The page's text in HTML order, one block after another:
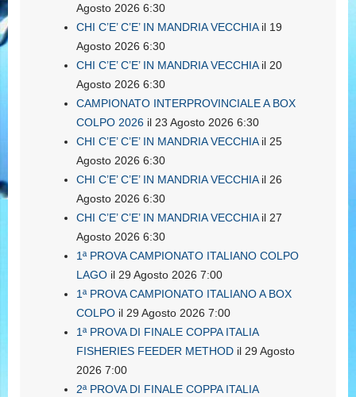
Agosto 2026 6:30
CHI C’E’ C’E’ IN MANDRIA VECCHIAil 19
Agosto 2026 6:30
CHI C’E’ C’E’ IN MANDRIA VECCHIAil 20
Agosto 2026 6:30
CAMPIONATO INTERPROVINCIALE A BOX
COLPO 2026 il 23 Agosto 2026 6:30
CHI C’E’ C’E’ IN MANDRIA VECCHIAil 25
Agosto 2026 6:30
CHI C’E’ C’E’ IN MANDRIA VECCHIAil 26
Agosto 2026 6:30
CHI C’E’ C’E’ IN MANDRIA VECCHIAil 27
Agosto 2026 6:30
1ª PROVA CAMPIONATO ITALIANO COLPO
LAGO il 29 Agosto 2026 7:00
1ª PROVA CAMPIONATO ITALIANO A BOX
COLPO il 29 Agosto 2026 7:00
1ª PROVA DI FINALE COPPA ITALIA
FISHERIES FEEDER METHOD il 29 Agosto
2026 7:00
2ª PROVA DI FINALE COPPA ITALIA